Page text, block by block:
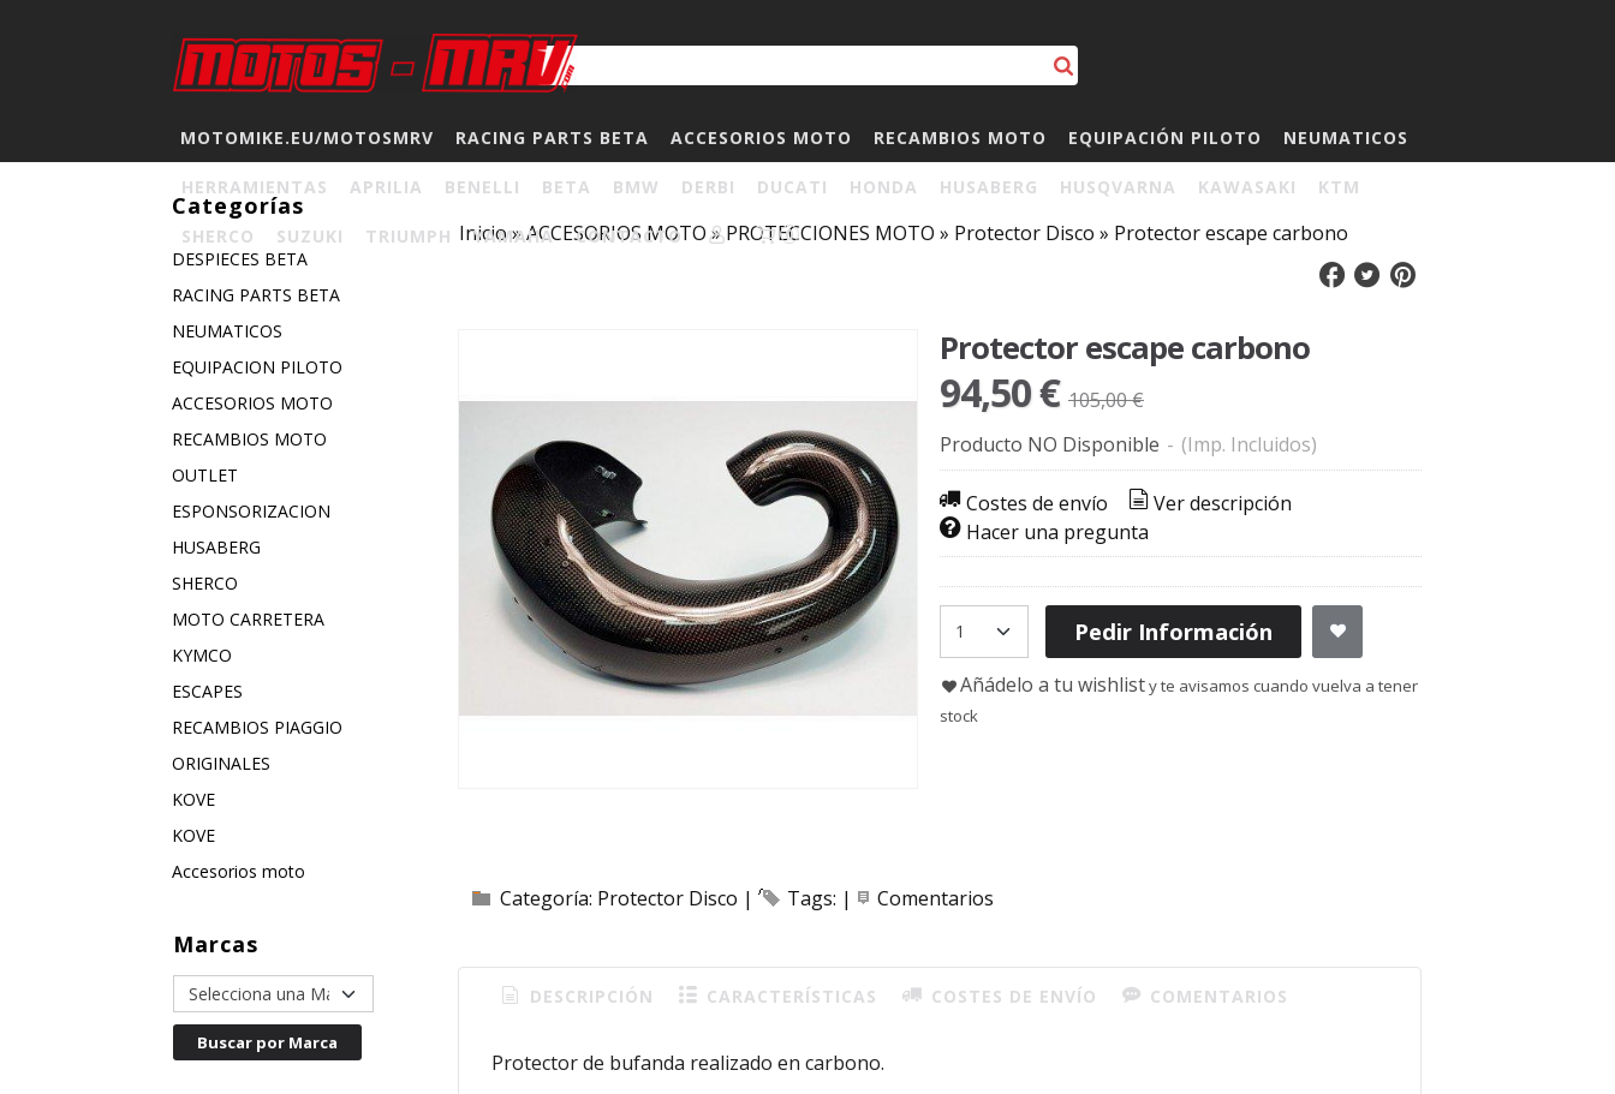
MOTOMIKE.EU/MOTOSMRV RACING PARTS BETA ACCESORIOS MOTO RECAMBIOS MOTO EQUIPACIÓN PILOTO NEUMATICOS
HERRAMIENTAS APRILIA BENELLI BETA BMW DERBI DUCATI HONDA HUSABERG HUSQVARNA KAWASAKI KTM
SHERCO SUZUKI TRIUMPH YAMAHA CONTACTO 0
Categorías
DESPIECES BETA
RACING PARTS BETA
NEUMATICOS
EQUIPACION PILOTO
ACCESORIOS MOTO
RECAMBIOS MOTO
OUTLET
ESPONSORIZACION
HUSABERG
SHERCO
MOTO CARRETERA
KYMCO
ESCAPES
RECAMBIOS PIAGGIO
ORIGINALES
KOVE
KOVE
Accesorios moto
Marcas
Inicio»ACCESORIOS MOTO»PROTECCIONES MOTO » Protector Disco » Protector escape carbono
Protector escape carbono
94,50 € 105,00 €
Producto NO Disponible - (Imp. Incluidos)
Costes de envío
Ver descripción
Hacer una pregunta
Pedir Información
Añádelo a tu wishlisty te avisamos cuando vuelva a tener
stock
Categoría: Protector Disco | Tags: | Comentarios
DESCRIPCIÓN CARACTERÍSTICAS COSTES DE ENVÍO COMENTARIOS
Protector de bufanda realizado en carbono.